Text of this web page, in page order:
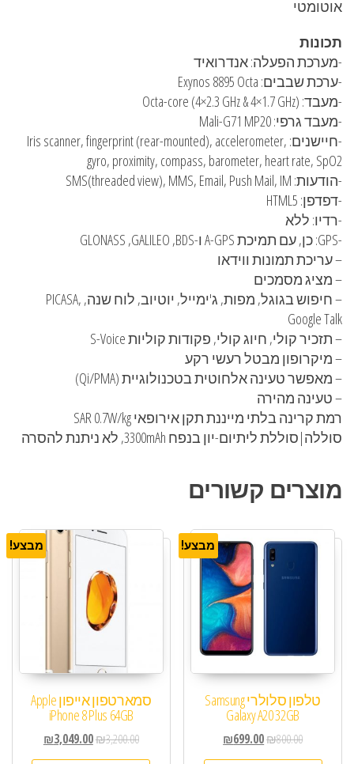
אוטומטי
תכונות
-מערכת הפעלה: אנדרואיד
-ערכת שבבים: Exynos 8895 Octa
-מעבד: Octa-core (4×2.3 GHz & 4×1.7 GHz)
-מעבד גרפי: Mali-G71 MP20
-חיישנים: Iris scanner, fingerprint (rear-mounted), accelerometer,
gyro, proximity, compass, barometer, heart rate, SpO2
-הודעות: SMS(threaded view), MMS, Email, Push Mail, IM
-דפדפן: HTML5
-רדיו: ללא
-GPS: כן, עם תמיכת A-GPS ו-GLONASS ,GALILEO ,BDS
– עריכת תמונות ווידאו
– מציג מסמכים
– חיפוש בגוגל, מפות, ג'ימייל, יוטיוב, לוח שנה, PICASA,
Google Talk
– תזכיר קולי, חיוג קולי, פקודות קוליות S-Voice
– מיקרופון מבטל רעשי רקע
– מאפשר טעינה אלחוטית בטכנולוגיית (Qi/PMA)
– טעינה מהירה
רמת קרינה בלתי מייננת תקן אירופאי SAR 0.7W/kg
סוללה|סוללת ליתיום-יון בנפח 3300mAh, לא ניתנת להסרה
מוצרים קשורים
מבצע!
טלפון סלולרי Samsung
Galaxy A20 32GB
₪800.00
₪699.00
מבצע!
סמארטפון אייפון Apple
iPhone 8 Plus 64GB
₪3,200.00
₪3,049.00